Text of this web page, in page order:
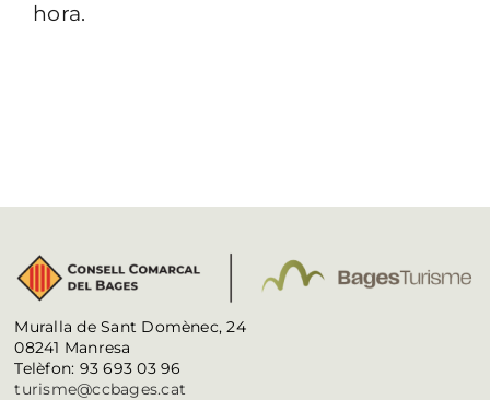
hora.
Muralla de Sant Domènec, 24
08241 Manresa
Telèfon: 93 693 03 96
turisme@ccbages.cat